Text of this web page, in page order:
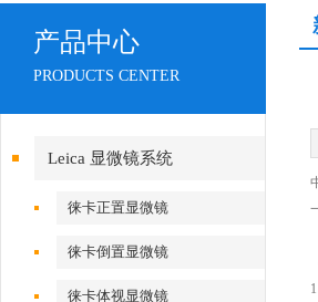
产品中心
PRODUCTS CENTER
Leica 显微镜系统
徕卡正置显微镜
徕卡倒置显微镜
徕卡体视显微镜